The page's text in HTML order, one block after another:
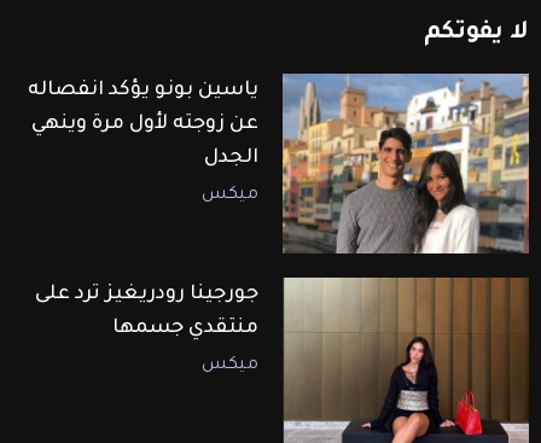
لا يفوتكم
ياسين بونو يؤكد انفصاله
عن زوجته لأول مرة وينهي
الجدل
ميكس
جورجينا رودريغيز ترد على
منتقدي جسمها
ميكس